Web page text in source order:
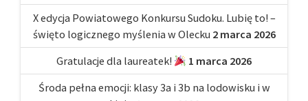
X edycja Powiatowego Konkursu Sudoku. Lubię to! –
święto logicznego myślenia w Olecku 2 marca 2026
Gratulacje dla laureatek!
1 marca 2026
Środa pełna emocji: klasy 3a i 3b na lodowisku i w